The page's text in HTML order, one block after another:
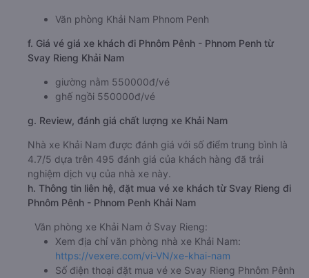
Văn phòng Khải Nam Phnom Penh
f. Giá vé giá xe khách đi Phnôm Pênh - Phnom Penh từ
Svay Rieng Khải Nam
giường nằm 550000đ/vé
ghế ngồi 550000đ/vé
g. Review, đánh giá chất lượng xe Khải Nam
Nhà xe Khải Nam được đánh giá với số điểm trung bình là
4.7/5 dựa trên 495 đánh giá của khách hàng đã trải
nghiệm dịch vụ của nhà xe này.
h. Thông tin liên hệ, đặt mua vé xe khách từ Svay Rieng đi
Phnôm Pênh - Phnom Penh Khải Nam
Văn phòng xe Khải Nam ở Svay Rieng:
Xem địa chỉ văn phòng nhà xe Khải Nam:
https://vexere.com/vi-VN/xe-khai-nam
Số điện thoại đặt mua vé xe Svay Rieng Phnôm Pênh